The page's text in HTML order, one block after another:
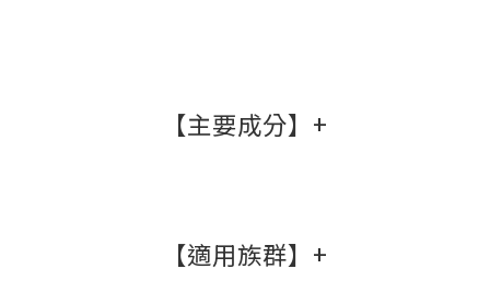
【主要成分】+
有助於胎兒的正常發育與生長 。有助於
【適用族群】+